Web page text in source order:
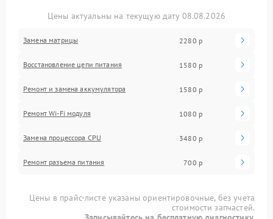
Цены актуальны на текущую дату 08.08.2026
Замена матрицы 2280 р
Восстановление цепи питания 1580 р
Ремонт и замена аккумулятора 1580 р
Ремонт Wi-Fi модуля 1080 р
Замена процессора CPU 3480 р
Ремонт разъема питания 700 р
Цены в прайс-листе указаны ориентировочные, без учета
стоимости запчастей.